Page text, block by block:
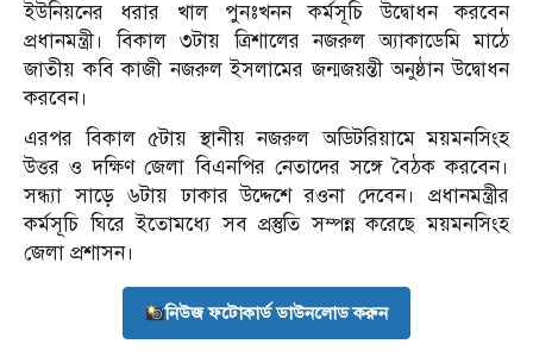
ইউনিয়নের ধরার খাল পুনঃখনন কর্মসূচি উদ্বোধন করবেন
প্রধানমন্ত্রী। বিকাল ৩টায় ত্রিশালের নজরুল অ্যাকাডেমি মাঠে
জাতীয় কবি কাজী নজরুল ইসলামের জন্মজয়ন্তী অনুষ্ঠান উদ্বোধন
করবেন।
এরপর বিকাল ৫টায় স্থানীয় নজরুল অডিটরিয়ামে ময়মনসিংহ
উত্তর ও দক্ষিণ জেলা বিএনপির নেতাদের সঙ্গে বৈঠক করবেন।
সন্ধ্যা সাড়ে ৬টায় ঢাকার উদ্দেশে রওনা দেবেন। প্রধানমন্ত্রীর
কর্মসূচি ঘিরে ইতোমধ্যে সব প্রস্তুতি সম্পন্ন করেছে ময়মনসিংহ
জেলা প্রশাসন।
নিউজ ফটোকার্ড ডাউনলোড করুন